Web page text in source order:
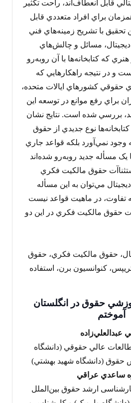
قابل انعطاف‌اند، راحت تکثير
براي افراد متعددي قابل
با تشريح زمينه‌هاي فني
ديجيتال، مسائل و چالش‌هاي
که کتابخانه‌ها با آن روبه‌رو
و در نتيجه راهکارهايي که
حقوقي کشورهاي ايالات متحده،
براي رفع موانع در توسعه اين
بررسي شده است. نتايج نشان
نوع جديدي از حقوق
وجود نمي‌آورد بلکه قواعد جاري
مسأله جديد روبه‌رو شده‌اند
حقوق مالکيت فکري
مي‌توان به اين مسأله
تفاوت، در ماهيت قواعد نيست
حقوق مالکيت فکري در اين دو
حقوق مالکيت فکري، حقوق
کنوانسيون برن، استفاده
حقوق در انگلستان
آموختم
عبدالعلي‌زاده
عالي حقوقي (دانشگاه
حقوق (دانشگاه شهيد بهشتي)
ساعدي عراقي
ارشد حقوق بین‌الملل